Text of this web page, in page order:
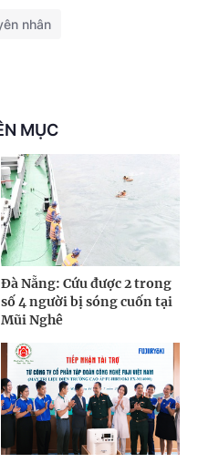
nhân
MỤC
Đà Nẵng: Cứu được 2 trong
số 4 người bị sóng cuốn tại
Mũi Nghê